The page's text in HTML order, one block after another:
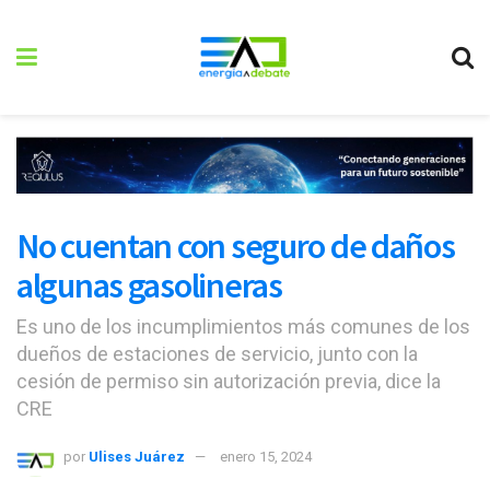
No cuentan con seguro de daños
algunas gasolineras
Es uno de los incumplimientos más comunes de los
dueños de estaciones de servicio, junto con la
cesión de permiso sin autorización previa, dice la
CRE
por Ulises Juárez enero 15, 2024